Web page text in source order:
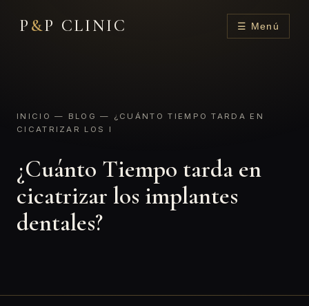
P &P CLINIC ☰ Menú
INICIO — BLOG — ¿CUÁNTO TIEMPO TARDA EN
CICATRIZAR LOS I
¿Cuánto Tiempo tarda en
cicatrizar los implantes
dentales?